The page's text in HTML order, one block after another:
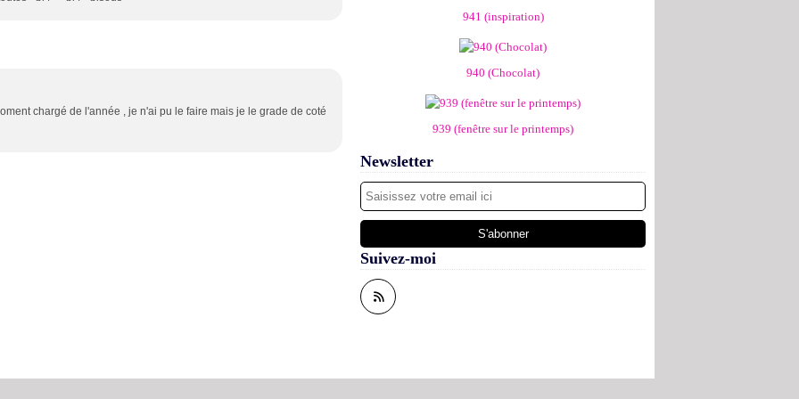
chargé de l'année , je n'ai pu le faire mais je le grade de coté
941 (inspiration)
940 (Chocolat)
939 (fenêtre sur le printemps)
Newsletter
Suivez-moi